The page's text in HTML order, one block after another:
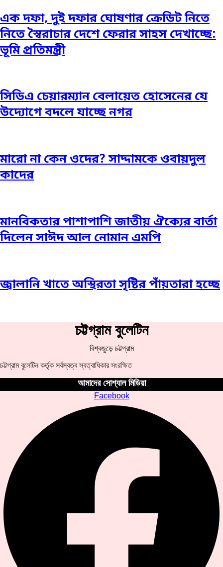
এক দফা, দুই দফার ঘোষণার ক্রেডিট নিতে
নিতে স্বৈরাচার দেশে ফেরার সাহস দেখাচ্ছে:
ভূমি প্রতিমন্ত্রী
সিডিএ চেয়ারম্যান বেলায়েত হোসেনের যে
উদ্যোগে বদলে যাচ্ছে নগর
মারো না কেন ওদের? সাদ্দামকে ওবায়দুল
কাদের
মানবিকতার পাশাপাশি জাতীয় ঐক্যের বার্তা
দিলেন সাঈদ আল নোমান এমপি
জ্বালানি খাতে অস্থিরতা সৃষ্টির পাঁয়তারা হচ্ছে
চট্টগ্রাম বুলেটিন
বিশ্বজুড়ে চট্টগ্রাম
চট্টগ্রাম বুলেটিন কর্তৃক সর্বস্বত্ব স্বত্বাধিকার সংরক্ষিত
আমাদের সোশ্যাল মিডিয়া
Facebook